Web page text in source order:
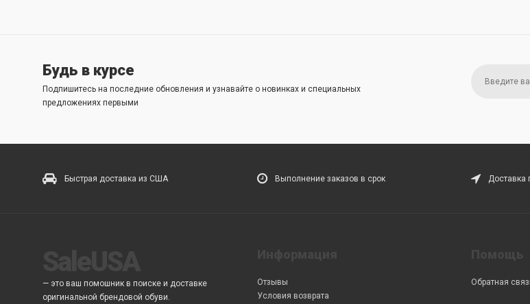
Будь в курсе
Подпишитесь на последние обновления и узнавайте о новинках и специальных
предложениях первыми
Быстрая доставка из США Выполнение заказов в срок Доставка
— это ваш помошник в поиске и доставке
оригинальной брендовой обуви.
Отзывы
Условия возврата
Обратная